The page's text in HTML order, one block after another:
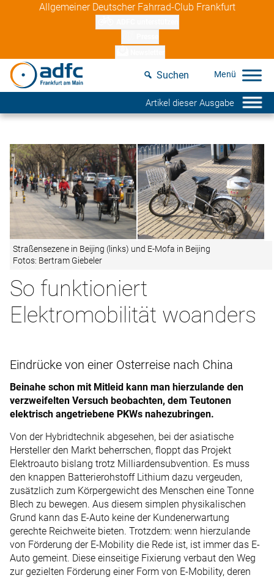
Allgemeiner Deutscher Fahrrad-Club Frankfurt
Suchen
Artikel dieser Ausgabe
Straßensezene in Beijing (links) und E-Mofa in Beijing
Fotos: Bertram Giebeler
So funktioniert
Elektromobilität woanders
Eindrücke von einer Osterreise nach China
Beinahe schon mit Mitleid kann man hierzulande den
verzweifelten Versuch beobachten, dem Teutonen
elektrisch angetriebene PKWs nahezubringen.
Von der Hybridtechnik abgesehen, bei der asiatische
Hersteller den Markt beherrschen, floppt das Projekt
Elektroauto bislang trotz Milliardensubvention. Es muss
den knappen Batterierohstoff Lithium dazu vergeuden,
zusätzlich zum Körpergewicht des Menschen eine Tonne
Blech zu bewegen. Aus diesem simplen physikalischen
Grund kann das E-Auto keine der Kundenerwartung
gerechte Reichweite bieten. Trotzdem: wenn hierzulande
von Förderung der E-Mobility die Rede ist, ist immer das E-
Auto gemeint. Diese einseitige Fixierung verbaut den Weg
zur gezielten Förderung einer Form von E-Mobility, deren